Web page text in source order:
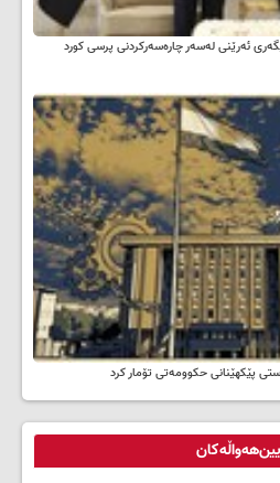
ئه‌رێنی له‌سه‌ر چاره‌سه‌ركردنی پرسی كورد
پێکهێنانی حکوومەتی تۆمار کرد